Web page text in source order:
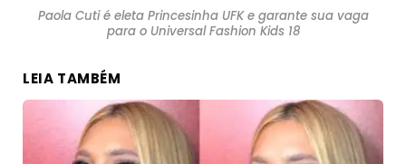
Paola Cuti é eleta Princesinha UFK e garante sua vaga
para o Universal Fashion Kids 18
LEIA TAMBÉM